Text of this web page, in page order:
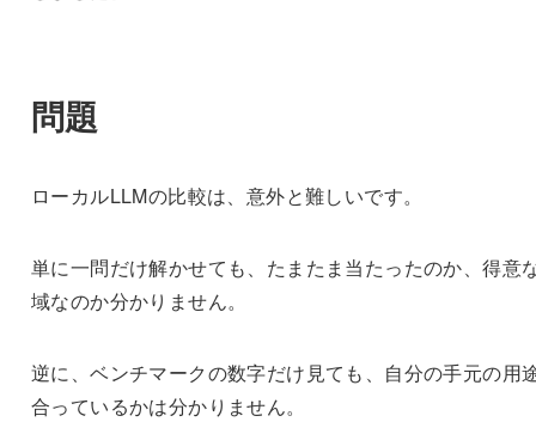
問題
ローカルLLMの比較は、意外と難しいです。
単に一問だけ解かせても、たまたま当たったのか、得意
域なのか分かりません。
逆に、ベンチマークの数字だけ見ても、自分の手元の用
合っているかは分かりません。